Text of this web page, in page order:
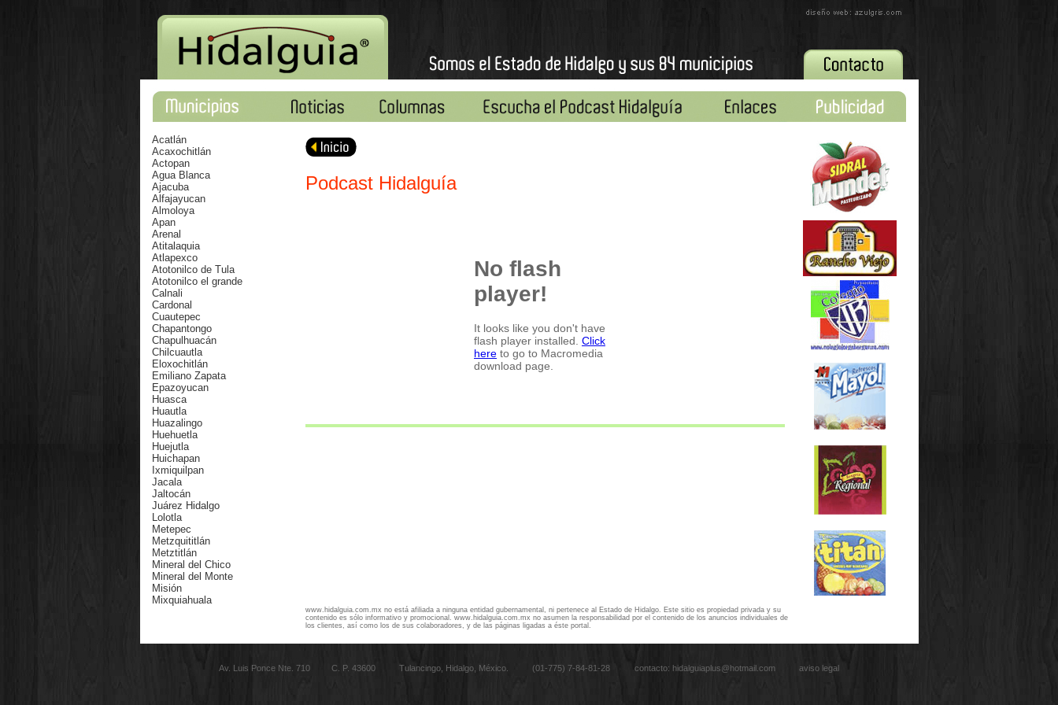
Acatlán
Acaxochitlán
Actopan
Agua Blanca
Ajacuba
Alfajayucan
Almoloya
Apan
Arenal
Atitalaquia
Atlapexco
Atotonilco de Tula
Atotonilco el grande
Calnali
Cardonal
Cuautepec
Chapantongo
Chapulhuacán
Chilcuautla
Eloxochitlán
Emiliano Zapata
Epazoyucan
Huasca
Huautla
Huazalingo
Huehuetla
Huejutla
Huichapan
Ixmiquilpan
Jacala
Jaltocán
Juárez Hidalgo
Lolotla
Metepec
Metzquititlán
Metztitlán
Mineral del Chico
Mineral del Monte
Misión
Mixquiahuala
Omitlán
Podcast Hidalguía
No flash
player!
It looks like you don't have
flash player installed. Click
here to go to Macromedia
download page.
www.hidalguia.com.mx no está afiliada a ninguna entidad gubernamental, ni pertenece al Estado de Hidalgo. Este sitio es propiedad privada y su
contenido es sólo informativo y promocional. www.hidalguia.com.mx no asumen la responsabilidad por el contenido de los anuncios individuales de
los clientes, así como los de sus colaboradores, y de las páginas ligadas a éste portal.
Av. Luis Ponce Nte. 710 C. P. 43600 Tulancingo, Hidalgo, México. (01-775) 7-84-81-28 contacto: hidalguiaplus@hotmail.com aviso legal